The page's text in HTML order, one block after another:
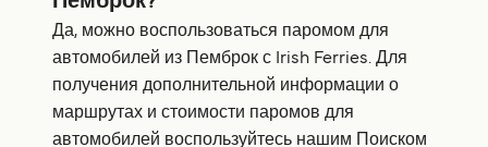
Да, можно воспользоваться паромом для
автомобилей из Пемброк с Irish Ferries. Для
получения дополнительной информации о
маршрутах и стоимости паромов для
автомобилей воспользуйтесь нашим Поиском